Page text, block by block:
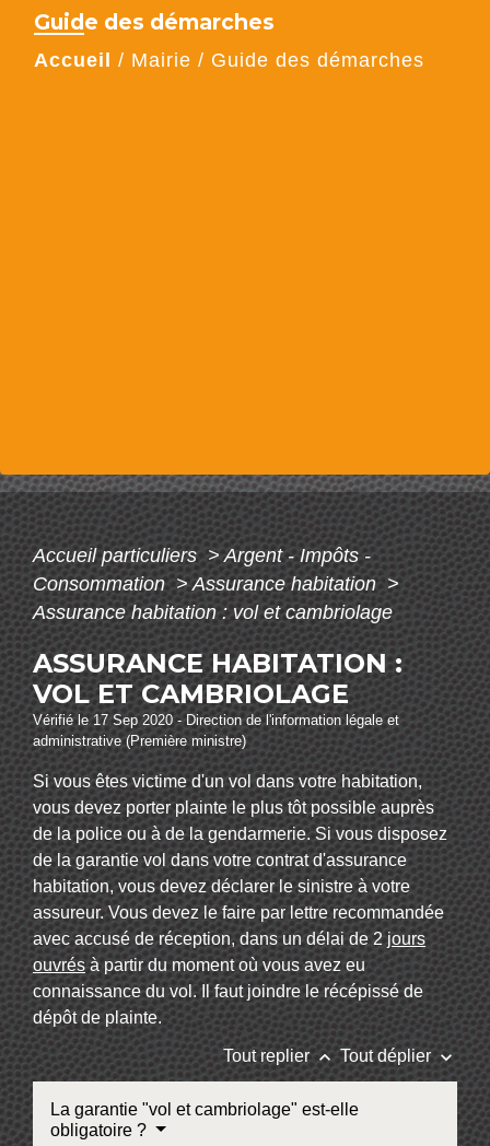
Guide des démarches
Accueil / Mairie / Guide des démarches
Accueil particuliers> Argent - Impôts -
Consommation> Assurance habitation>
Assurance habitation : vol et cambriolage
ASSURANCE HABITATION :
VOL ET CAMBRIOLAGE
Vérifié le 17 Sep 2020 - Direction de l'information légale et
administrative (Première ministre)
Si vous êtes victime d'un vol dans votre habitation,
vous devez porter plainte le plus tôt possible auprès
de la police ou à de la gendarmerie. Si vous disposez
de la garantie vol dans votre contrat d'assurance
habitation, vous devez déclarer le sinistre à votre
assureur. Vous devez le faire par lettre recommandée
avec accusé de réception, dans un délai de 2jours
ouvrésà partir du moment où vous avez eu
connaissance du vol. Il faut joindre le récépissé de
dépôt de plainte.
Tout replierkeyboard_arrow_up Tout déplierkeyboard_arrow_down
La garantie "vol et cambriolage" est-elle
obligatoire ?